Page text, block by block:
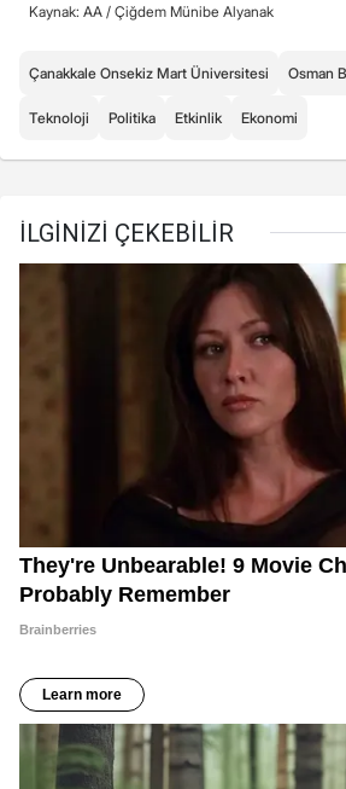
Kaynak: AA / Çiğdem Münibe Alyanak
Çanakkale Onsekiz Mart Üniversitesi Osman
Teknoloji Politika Etkinlik Ekonomi